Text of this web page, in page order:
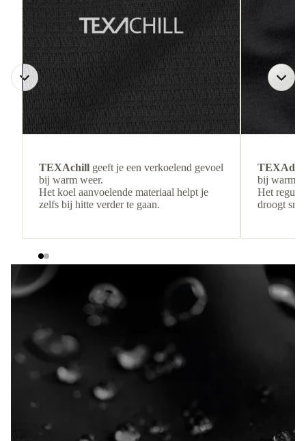
TEXAchill geeft je een verkoelend gevoel
bij warm weer.
Het koel aanvoelende materiaal helpt je
zelfs bij hitte verder te gaan.
TEXAdri
bij warmer
Het
droogt